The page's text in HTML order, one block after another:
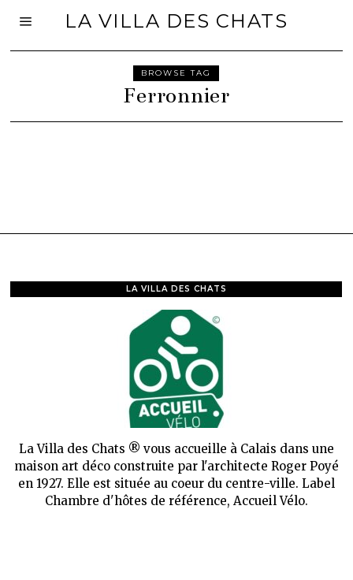
LA VILLA DES CHATS
BROWSE TAG
Ferronnier
LA VILLA DES CHATS
La Villa des Chats ® vous accueille à Calais dans une
maison art déco construite par l'architecte Roger Poyé
en 1927. Elle est située au coeur du centre-ville. Label
Chambre d'hôtes de référence, Accueil Vélo.